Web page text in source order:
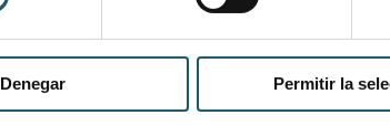
Denegar Permitir la
Funciones del